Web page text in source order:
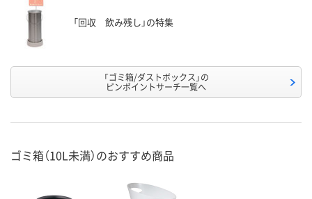
「回収 飲み残し」の特集
「ゴミ箱/ダストボックス」の
ピンポイントサーチ一覧へ
ゴミ箱（10L未満）のおすすめ商品